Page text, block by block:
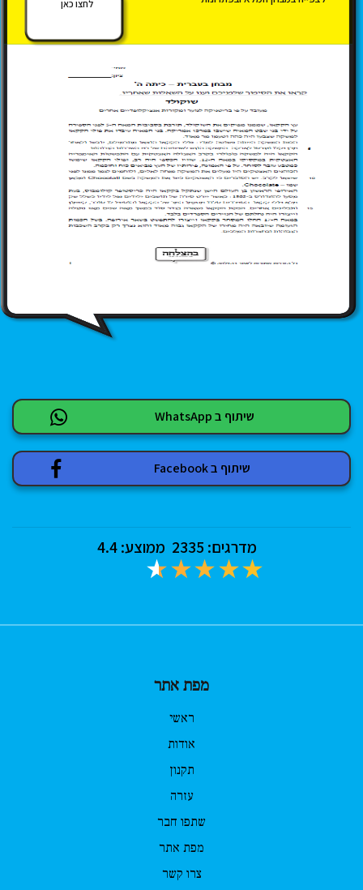
לחצו כאן
שיתוף ב WhatsApp
שיתוף ב Facebook
מדרגים: 2335 ממוצע:4.4
מפת אתר
ראשי
אודות
תקנון
עזרה
שתפו חבר
מפת אתר
צרו קשר